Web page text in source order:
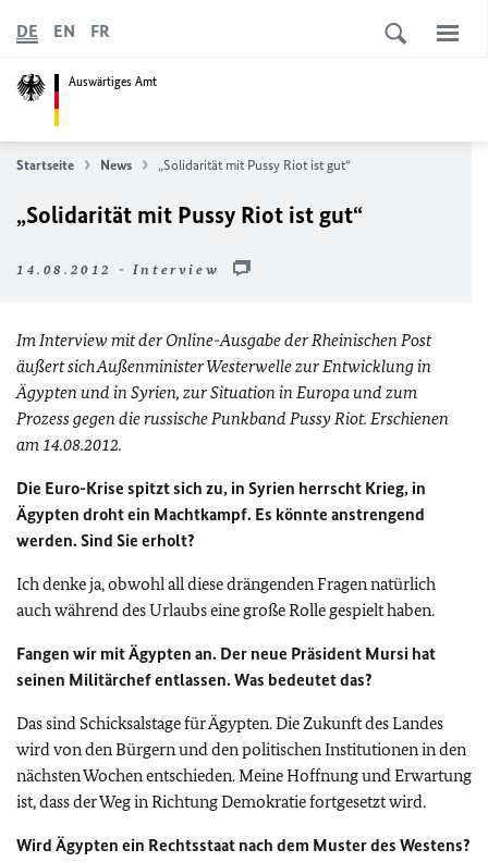
Auswärtiges Amt
DE EN FR
Startseite News „Solidarität mit Pussy Riot ist gut“
„Solidarität mit Pussy Riot ist gut“
14.08.2012 - Interview
Im Interview mit der Online-Ausgabe der Rheinischen Post
äußert sich Außenminister Westerwelle zur Entwicklung in
Ägypten und in Syrien, zur Situation in Europa und zum
Prozess gegen die russische Punkband Pussy Riot. Erschienen
am 14.08.2012.
Die Euro-Krise spitzt sich zu, in Syrien herrscht Krieg, in
Ägypten droht ein Machtkampf. Es könnte anstrengend
werden. Sind Sie erholt?
Ich denke ja, obwohl all diese drängenden Fragen natürlich
auch während des Urlaubs eine große Rolle gespielt haben.
Fangen wir mit Ägypten an. Der neue Präsident Mursi hat
seinen Militärchef entlassen. Was bedeutet das?
Das sind Schicksalstage für Ägypten. Die Zukunft des Landes
wird von den Bürgern und den politischen Institutionen in den
nächsten Wochen entschieden. Meine Hoffnung und Erwartung
ist, dass der Weg in Richtung Demokratie fortgesetzt wird.
Wird Ägypten ein Rechtsstaat nach dem Muster des Westens?